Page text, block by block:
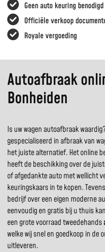
Geen auto keuring benodigd
Officiële verkoop
Royale vergoeding
Autoafbraak
Bonheiden
Is uw wagen autoafbraak
gespecialiseerd in afbraak van
het juiste alternatief. Het online
heeft de beschikking over de
of afgedankte auto met wellicht
keuringskaars in te kopen.
bedrijf over een eigen moderne
eenvoudig en gratis bij u thuis
een grote voorraad tweedehands
welke wij snel en goedkoop in de
uitleveren.